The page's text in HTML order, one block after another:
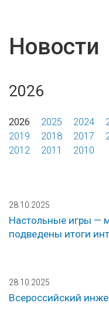
Новости
2026
2026 2025 2024
2019
2018 2017
2012
2011 2010
28.10.2025
Настольные игры —
подведены итоги
28.10.2025
Всероссийский